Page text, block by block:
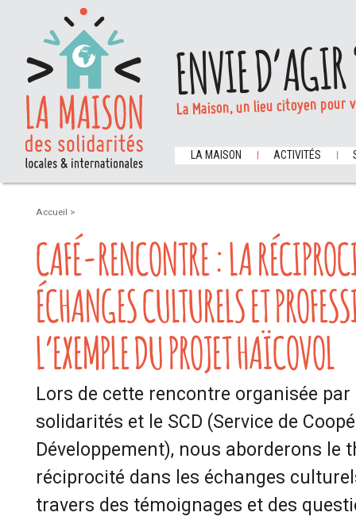
ENVIE
La Maison, un lieu citoyen
LA MAISON ACTIVITÉS
Accueil >
CAFÉ-RENCONTRE : LA
ÉCHANGES CULTURELS ET
L’EXEMPLE DU PROJET HAÏCOVOL
Lors de cette rencontre organisée
solidarités et le SCD (Service de
Développement), nous aborderons le
réciprocité dans les échanges
travers des témoignages et des